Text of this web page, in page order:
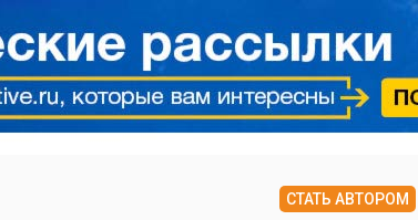
СТАТЬ АВТОРОМ